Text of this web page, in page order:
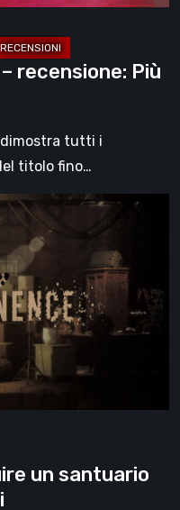
recensione: Più
dimostra tutti i
titolo fino…
un santuario